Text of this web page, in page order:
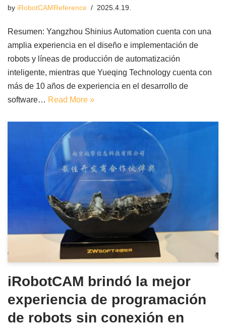
by iRobotCAMReference 2025.4.19.
Resumen: Yangzhou Shinius Automation cuenta con una
amplia experiencia en el diseño e implementación de
robots y líneas de producción de automatización
inteligente, mientras que Yueqing Technology cuenta con
más de 10 años de experiencia en el desarrollo de
software… Read More »
iRobotCAM brindó la mejor
experiencia de programación
de robots sin conexión en